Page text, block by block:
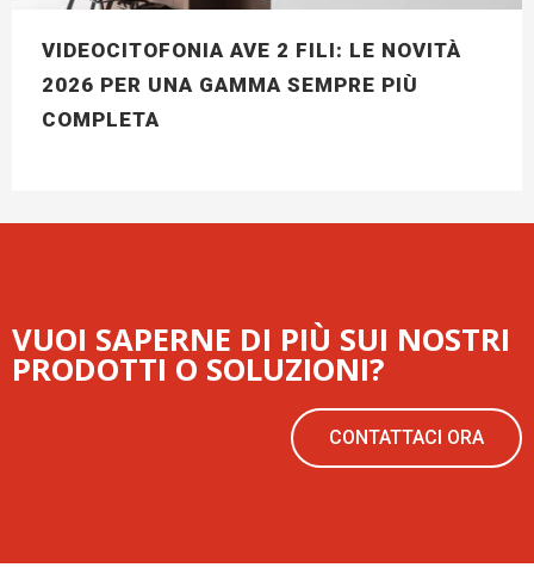
VIDEOCITOFONIA AVE 2 FILI: LE NOVITÀ
2026 PER UNA GAMMA SEMPRE PIÙ
COMPLETA
VUOI SAPERNE DI PIÙ SUI NOSTRI
PRODOTTI O SOLUZIONI?
CONTATTACI ORA